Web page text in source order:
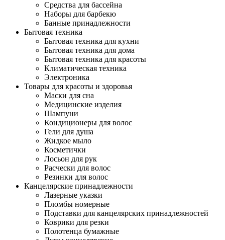
Средства для бассейна
Наборы для барбекю
Банные принадлежности
Бытовая техника
Бытовая техника для кухни
Бытовая техника для дома
Бытовая техника для красоты
Климатическая техника
Электроника
Товары для красоты и здоровья
Маски для сна
Медицинские изделия
Шампуни
Кондиционеры для волос
Гели для душа
Жидкое мыло
Косметички
Лосьон для рук
Расчески для волос
Резинки для волос
Канцелярские принадлежности
Лазерные указки
Пломбы номерные
Подставки для канцелярских принадлежностей
Коврики для резки
Полотенца бумажные